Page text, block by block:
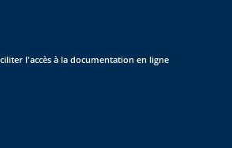
l'accès à la documentation en ligne